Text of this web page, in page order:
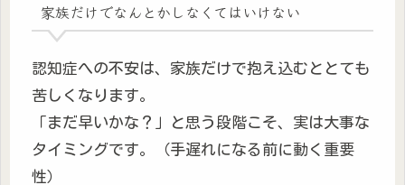
家族だけでなんとかしなくてはいけない
認知症への不安は、家族だけで抱え込むととても
苦しくなります。
「まだ早いかな？」と思う段階こそ、実は大事な
タイミングです。（手遅れになる前に動く重要
性）